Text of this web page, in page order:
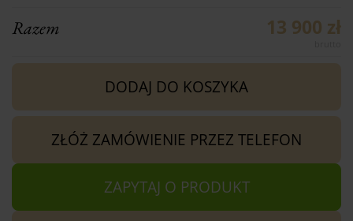
Razem 13 900 zł
DODAJ DO KOSZYKA
ZŁÓŻ ZAMÓWIENIE PRZEZ TELEFON
ZAPYTAJ O PRODUKT